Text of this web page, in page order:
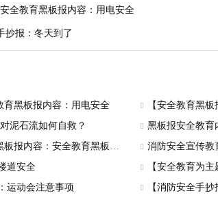
全教育黑板报内容：用电安全
抄报：冬天到了
育黑板报内容：用电安全
【安全教育黑
泥石流如何自救？
黑板报安全教育
全教育黑板报-拥抱安全拥抱生命
消防安全宣传教
道安全
【安全教育为主题
运动会注意事项
【消防安全手